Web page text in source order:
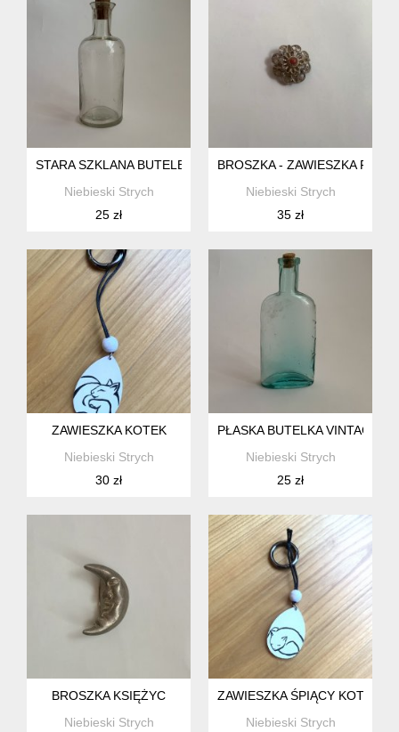
STARA SZKLANA BUTELECZKA
Niebieski Strych
25 zł
BROSZKA - ZAWIESZKA
Niebieski Strych
35 zł
ZAWIESZKA KOTEK
Niebieski Strych
30 zł
PŁASKA BUTELKA VINTAGE
Niebieski Strych
25 zł
BROSZKA KSIĘŻYC
Niebieski Strych
ZAWIESZKA ŚPIĄCY KOT
Niebieski Strych